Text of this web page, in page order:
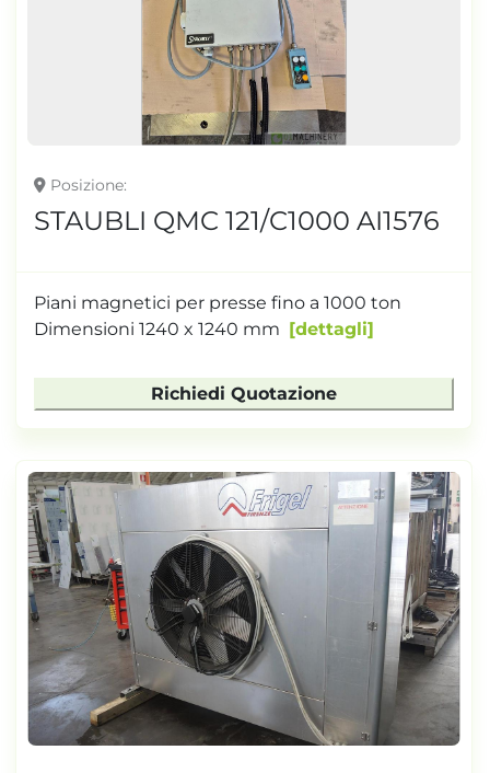
Posizione
STAUBLI QMC 121/C1000 AI1576
Piani magnetici per presse fino a 1000 ton
Dimensioni 1240 x 1240 mm
dettagli
Richiedi Quotazione